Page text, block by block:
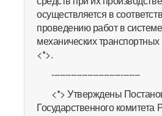
осуществляется в
проведению работ в
механических
<*>.
--------------------------------
<*> Утверждены
Государственного комитета